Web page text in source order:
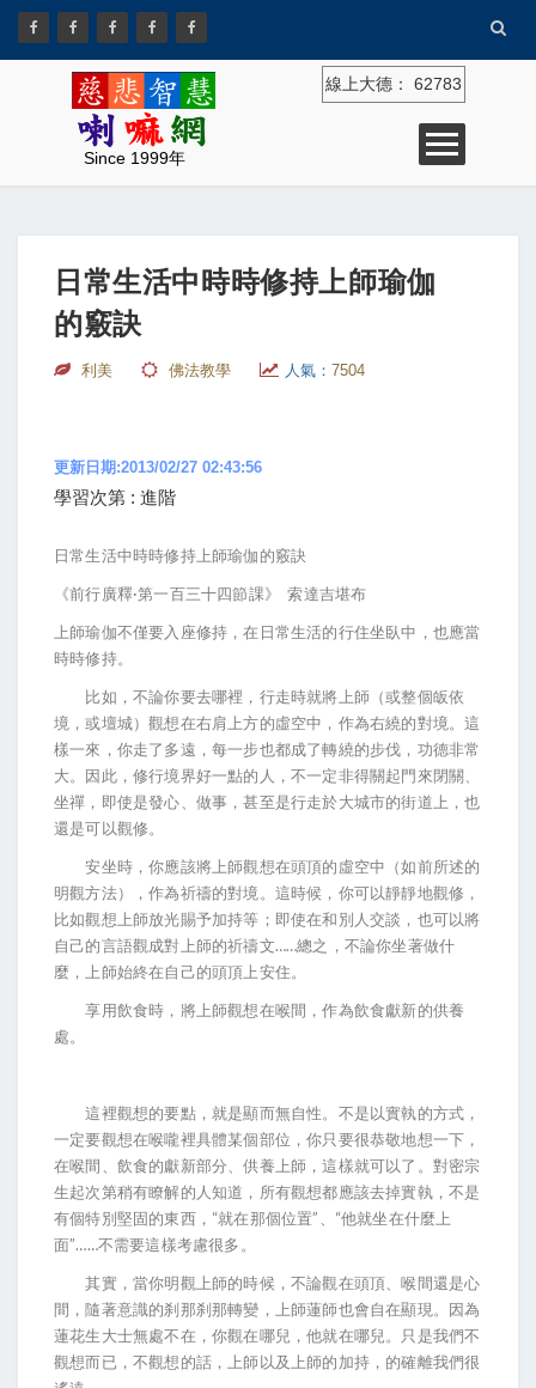
Since 1999年
線上大德： 62783
日常生活中時時修持上師瑜伽
的竅訣
利美 佛法教學 人氣： 7504
更新日期:2013/02/27 02:43:56
學習次第 : 進階
日常生活中時時修持上師瑜伽的竅訣
《前行廣釋·第一百三十四節課》 索達吉堪布
上師瑜伽不僅要入座修持，在日常生活的行住坐臥中，也應當
時時修持。
比如，不論你要去哪裡，行走時就將上師（或整個皈依
境，或壇城）觀想在右肩上方的虛空中，作為右繞的對境。這
樣一來，你走了多遠，每一步也都成了轉繞的步伐，功德非常
大。因此，修行境界好一點的人，不一定非得關起門來閉關、
坐禪，即使是發心、做事，甚至是行走於大城市的街道上，也
還是可以觀修。
安坐時，你應該將上師觀想在頭頂的虛空中（如前所述的
明觀方法），作為祈禱的對境。這時候，你可以靜靜地觀修，
比如觀想上師放光賜予加持等；即使在和別人交談，也可以將
自己的言語觀成對上師的祈禱文……總之，不論你坐著做什
麼，上師始終在自己的頭頂上安住。
享用飲食時，將上師觀想在喉間，作為飲食獻新的供養
處。
這裡觀想的要點，就是顯而無自性。不是以實執的方式，
一定要觀想在喉嚨裡具體某個部位，你只要很恭敬地想一下，
在喉間、飲食的獻新部分、供養上師，這樣就可以了。對密宗
生起次第稍有瞭解的人知道，所有觀想都應該去掉實執，不是
有個特別堅固的東西，“就在那個位置”、“他就坐在什麼上
面”……不需要這樣考慮很多。
其實，當你明觀上師的時候，不論觀在頭頂、喉間還是心
間，隨著意識的刹那刹那轉變，上師蓮師也會自在顯現。因為
蓮花生大士無處不在，你觀在哪兒，他就在哪兒。只是我們不
觀想而已，不觀想的話，上師以及上師的加持，的確離我們很